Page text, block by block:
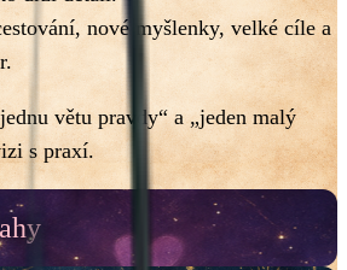
nové myšlenky, velké cíle a
větu pravdy“ a „jeden malý
s praxí.